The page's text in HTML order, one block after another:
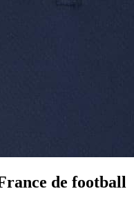
de football